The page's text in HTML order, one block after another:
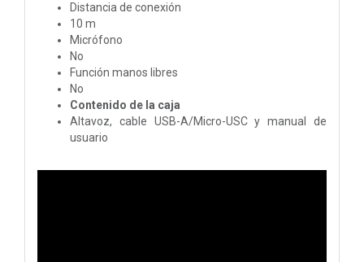
Distancia de conexión
10 m
Micrófono
No
Función manos libres
No
Contenido de la caja
Altavoz, cable USB-A/Micro-USC y manual de
usuario